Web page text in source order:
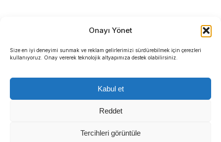
Onayı Yönet
Size en iyi deneyimi sunmak ve reklam gelirlerimizi sürdürebilmek için çerezleri
kullanıyoruz. Onay vererek teknolojik altyapımıza destek olabilirsiniz.
Kabul et
Reddet
Tercihleri görüntüle